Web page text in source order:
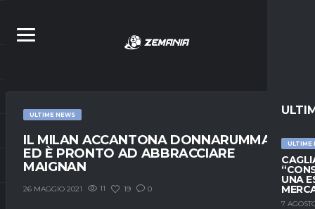
ULTIME
UNA
7
ULTIME NEWS
IL MILAN ACCANTONA DONNARUMMA
ED È PRONTO AD ABBRACCIARE
MAIGNAN
26 MAGGIO 2021 11 19 0